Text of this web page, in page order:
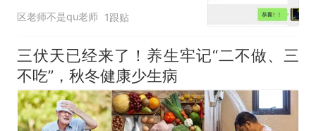
区老师不是qu老师 1跟贴
三伏天已经来了！养生牢记“二不做、三
不吃”，秋冬健康少生病